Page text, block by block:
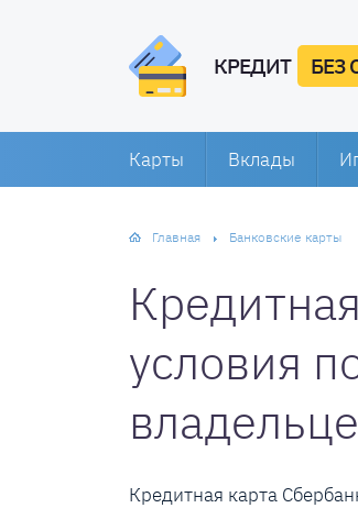
КРЕДИТ БЕЗ
Карты Вклады
Главная Банковские карты
условия
Кредитная карта